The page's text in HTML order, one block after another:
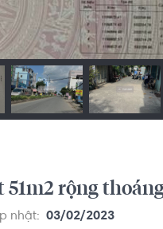
rộng
nhật: 03/02/2023